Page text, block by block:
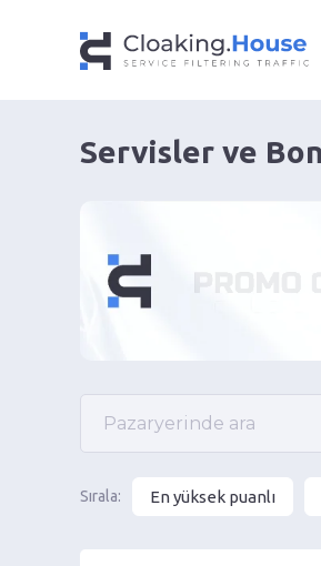
Servisler ve
Sırala: En yüksek puanlı